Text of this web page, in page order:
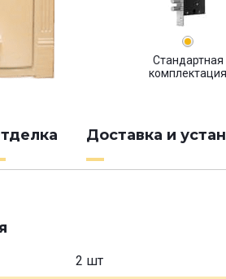
Стандартная
комплектация
Доставка и
2 шт